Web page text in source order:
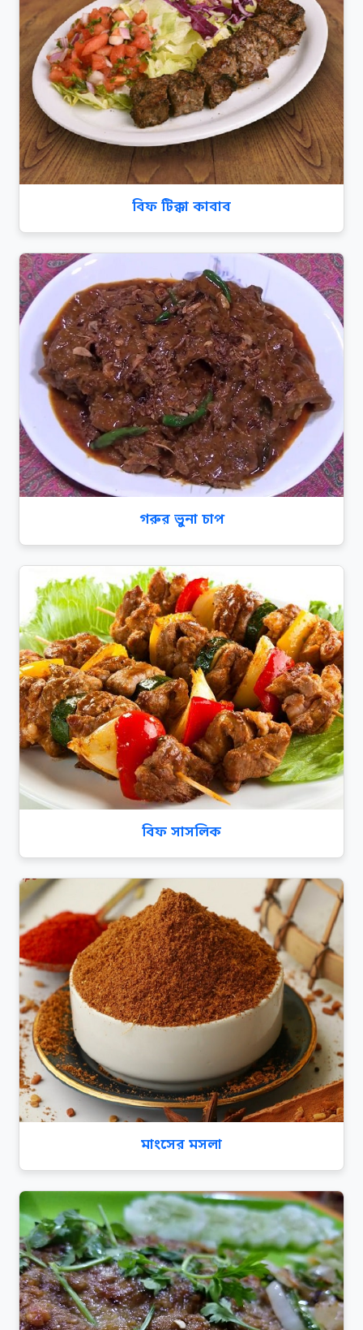
বিফ টিক্কা কাবাব
গরুর ভুনা চাপ
বিফ সাসলিক
মাংসের মসলা